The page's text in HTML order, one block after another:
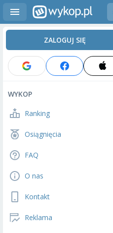
ZALOGUJ SIĘ
WYKOP
Ranking
Osiągnięcia
FAQ
O nas
Kontakt
Reklama